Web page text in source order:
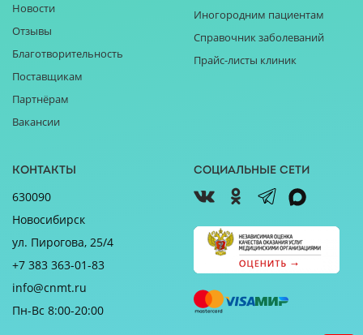
Новости
Отзывы
Благотворительность
Поставщикам
Партнёрам
Вакансии
Иногородним пациентам
Справочник заболеваний
Прайс-листы клиник
Контакты
630090
Новосибирск
ул. Пирогова, 25/4
+7 383 363-01-83
info@cnmt.ru
Пн-Вс 8:00-20:00
Социальные сети